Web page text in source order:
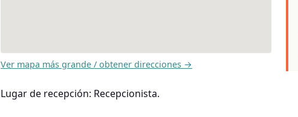
Ver mapa más grande / obtener direcciones →
Lugar de recepción: Recepcionista.